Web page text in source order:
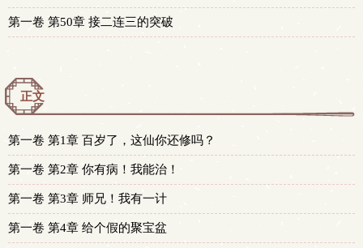
第一卷 第50章 接二连三的突破
正文
第一卷 第1章 百岁了，这仙你还修吗？
第一卷 第2章 你有病！我能治！
第一卷 第3章 师兄！我有一计
第一卷 第4章 给个假的聚宝盆